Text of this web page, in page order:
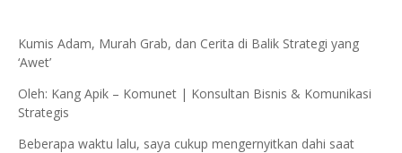
Kumis Adam, Murah Grab, dan Cerita di Balik Strategi yang
‘Awet’
Oleh: Kang Apik – Komunet | Konsultan Bisnis & Komunikasi
Strategis
Beberapa waktu lalu, saya cukup mengernyitkan dahi saat